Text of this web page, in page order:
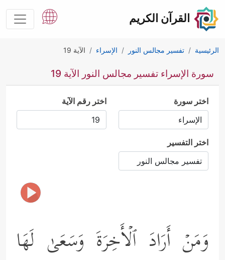
القرآن الكريم
الرئيسية تفسير مجالس النور الإسراء الآية 19
سورة الإسراء تفسير مجالس النور الآية 19
اختر سورة اختر رقم الآية
اختر التفسير
وَمَنۡ أَرَادَ ٱلۡأَخِرَةَ وَسَعَىٰ لَهَا